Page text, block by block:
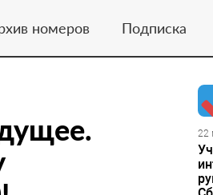
номеров Подписка
22